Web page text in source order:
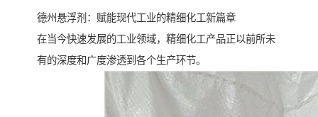
德州悬浮剂：赋能现代工业的精细化工新篇章
在当今快速发展的工业领域，精细化工产品正以前所未
有的深度和广度渗透到各个生产环节。